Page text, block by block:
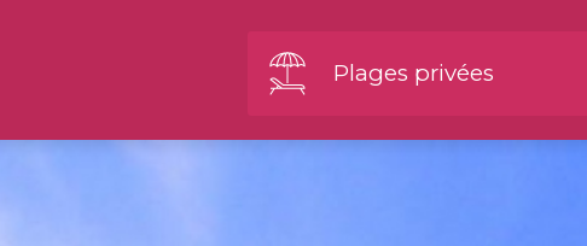
Plages privées